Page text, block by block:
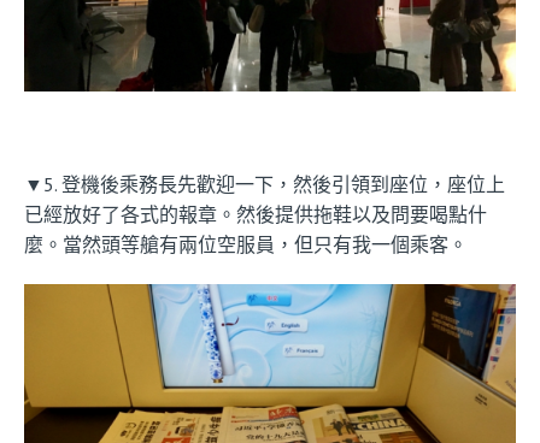
▼5. 登機後乘務長先歡迎一下，然後引領到座位，座位上
已經放好了各式的報章。然後提供拖鞋以及問要喝點什
麼。當然頭等艙有兩位空服員，但只有我一個乘客。